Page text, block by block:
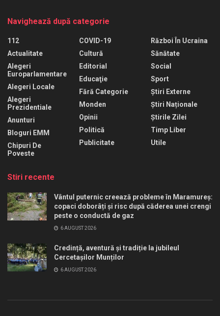
Navighează după categorie
112
Actualitate
Alegeri
Europarlamentare
Alegeri Locale
Alegeri
Prezidentiale
Anunturi
Bloguri EMM
Chipuri De
Poveste
COVID-19
Cultură
Editorial
Educaţie
Fără Categorie
Monden
Opinii
Politică
Publicitate
Război În Ucraina
Sănătate
Social
Sport
Știri Externe
Știri Naționale
Știrile Zilei
Timp Liber
Utile
Stiri recente
Vântul puternic creează probleme în Maramureș:
copaci doborâți și risc după căderea unei crengi
peste o conductă de gaz
6 AUGUST 2026
Credință, aventură și tradiție la jubileul
Cercetașilor Munților
6 AUGUST 2026